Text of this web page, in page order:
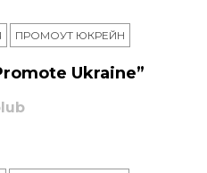
ПРОМОУТ ЮКРЕЙН
Ukraine”